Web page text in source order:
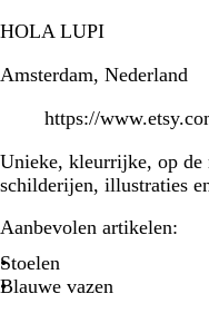
HOLA LUPI
Amsterdam, Nederland
https://
Unieke, kleurrijke, op de
schilderijen, illustraties
Aanbevolen artikelen:
Stoelen
Blauwe vazen